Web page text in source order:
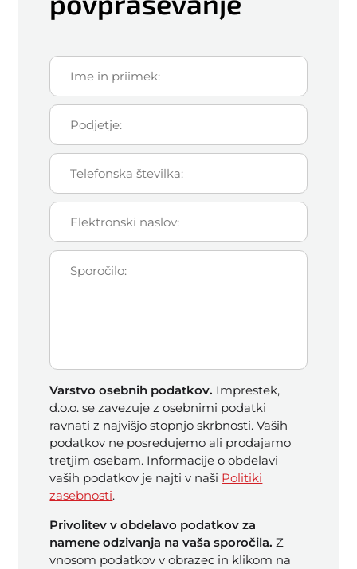
Varstvo osebnih podatkov. Imprestek,
d.o.o. se zavezuje z osebnimi podatki
ravnati z najvišjo stopnjo skrbnosti. Vaših
podatkov ne posredujemo ali prodajamo
tretjim osebam. Informacije o obdelavi
vaših podatkov je najti v naši Politiki
zasebnosti.
Privolitev v obdelavo podatkov za
namene odzivanja na vaša sporočila. Z
vnosom podatkov v obrazec in klikom na